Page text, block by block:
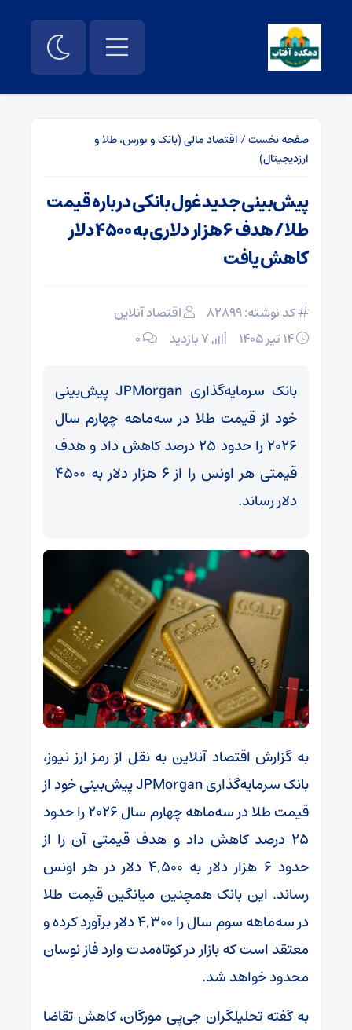
صفحه نخست/ اقتصاد مالی (بانک و بورس، طلا و
ارزدیجیتال)
پیش‌بینی جدید غول بانکی درباره قیمت
طلا / هدف ۶ هزار دلاری به ۴۵۰۰ دلار
کاهش یافت
کد نوشته: 82899
اقتصاد آنلاین
۰
بانک سرمایه‌گذاری JPMorgan پیش‌بینی
خود از قیمت طلا در سه‌ماهه چهارم سال
۲۰۲۶ را حدود ۲۵ درصد کاهش داد و هدف
قیمتی هر اونس را از ۶ هزار دلار به ۴۵۰۰
دلار رساند.
به گزارش اقتصاد آنلاین به نقل از رمز ارز نیوز،
بانک سرمایه‌گذاری JPMorgan پیش‌بینی خود از
قیمت طلا در سه‌ماهه چهارم سال ۲۰۲۶ را حدود
۲۵ درصد کاهش داد و هدف قیمتی آن را از
حدود ۶ هزار دلار به ۴,۵۰۰ دلار در هر اونس
رساند. این بانک همچنین میانگین قیمت طلا
در سه‌ماهه سوم سال را ۴,۳۰۰ دلار برآورد کرده و
معتقد است که بازار در کوتاه‌مدت وارد فاز نوسان
محدود خواهد شد.
به گفته تحلیلگران جی‌پی مورگان، کاهش تقاضا